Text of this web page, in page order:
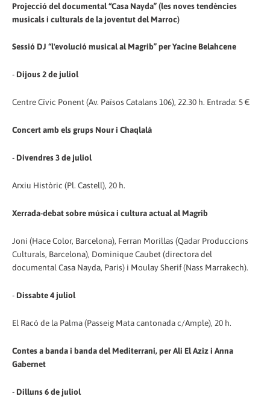
Projecció del documental “Casa Nayda” (les noves tendències
musicals i culturals de la joventut del Marroc)
Sessió DJ “l'evolució musical al Magrib” per Yacine Belahcene
- Dijous 2 de juliol
Centre Cívic Ponent (Av. Països Catalans 106), 22.30 h. Entrada: 5 €
Concert amb els grups Nour i Chaqlalà
- Divendres 3 de juliol
Arxiu Històric (Pl. Castell), 20 h.
Xerrada-debat sobre música i cultura actual al Magrib
Joni (Hace Color, Barcelona), Ferran Morillas (Qadar Produccions
Culturals, Barcelona), Dominique Caubet (directora del
documental Casa Nayda, Paris) i Moulay Sherif (Nass Marrakech).
- Dissabte 4 juliol
El Racó de la Palma (Passeig Mata cantonada c/Ample), 20 h.
Contes a banda i banda del Mediterrani, per Ali El Aziz i Anna
Gabernet
- Dilluns 6 de juliol